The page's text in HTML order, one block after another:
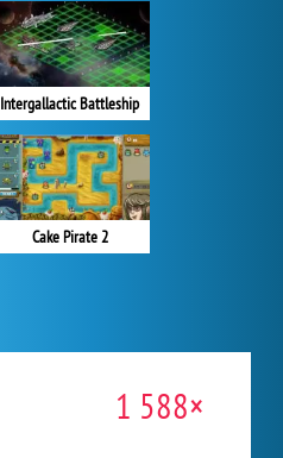
Intergallactic Battleship
Cake Pirate 2
1 588×